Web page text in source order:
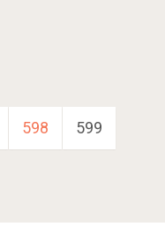
598 599